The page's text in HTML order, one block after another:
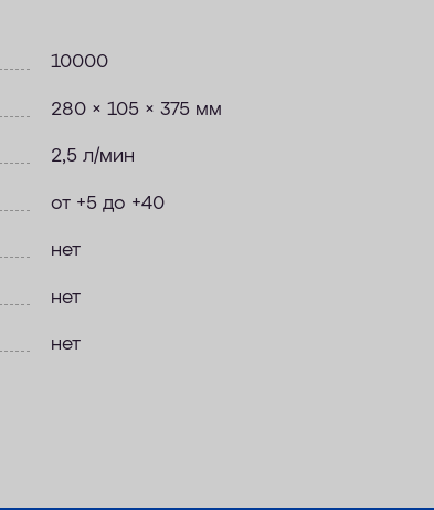
10000
280 × 105 × 375 мм
2,5 л/мин
от +5 до +40
нет
нет
нет